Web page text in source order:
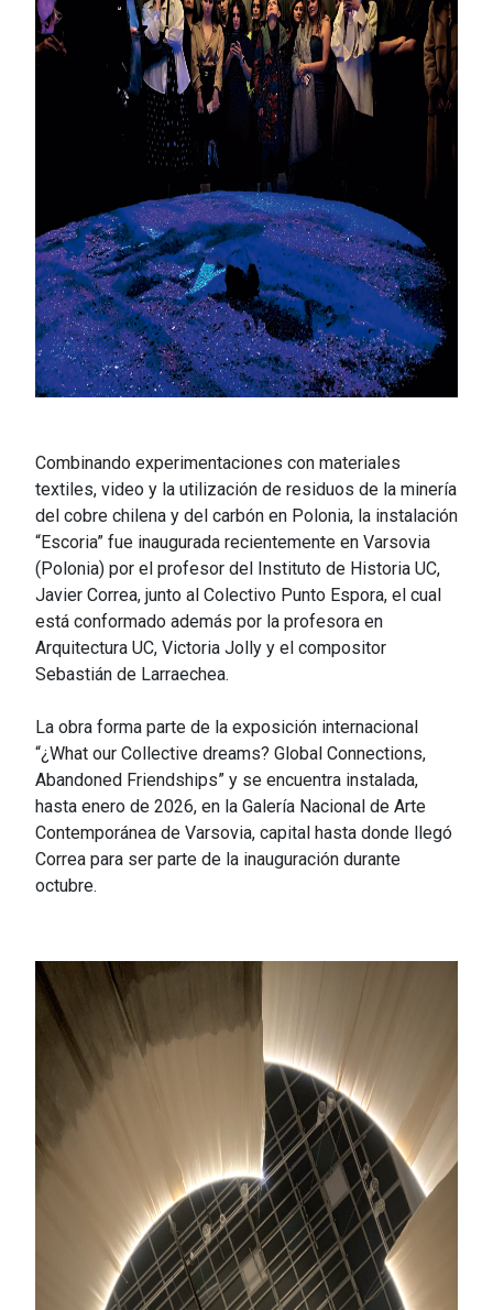
Combinando experimentaciones con materiales
textiles, video y la utilización de residuos de la minería
del cobre chilena y del carbón en Polonia, la instalación
“Escoria” fue inaugurada recientemente en Varsovia
(Polonia) por el profesor del Instituto de Historia UC,
Javier Correa, junto al Colectivo Punto Espora, el cual
está conformado además por la profesora en
Arquitectura UC, Victoria Jolly y el compositor
Sebastián de Larraechea.
La obra forma parte de la exposición internacional
“¿What our Collective dreams? Global Connections,
Abandoned Friendships” y se encuentra instalada,
hasta enero de 2026, en la Galería Nacional de Arte
Contemporánea de Varsovia, capital hasta donde llegó
Correa para ser parte de la inauguración durante
octubre.